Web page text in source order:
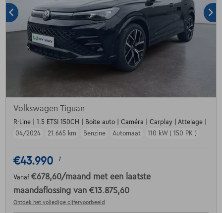
Volkswagen Tiguan
R-Line | 1.5 ETSI 150CH | Boite auto | Caméra | Carplay | Attelage |
04/2024
21.665 km Benzine Automaat 110 kW ( 150 PK )
€43.990 1
Vanaf €678,60/maand met een laatste
maandaflossing van €13.875,60
Ontdek het volledige cijfervoorbeeld